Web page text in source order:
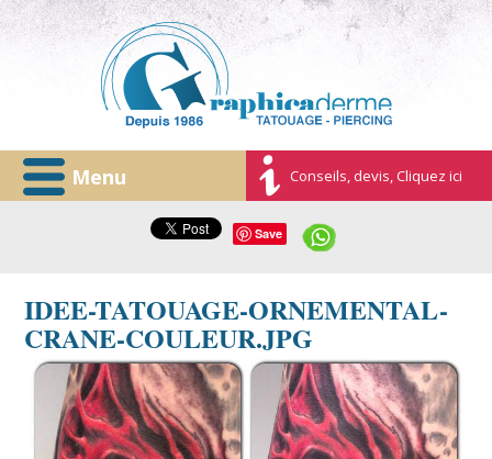
Menu Conseils, devis, Cliquez ici
Save
IDEE-TATOUAGE-ORNEMENTAL-
CRANE-COULEUR.JPG